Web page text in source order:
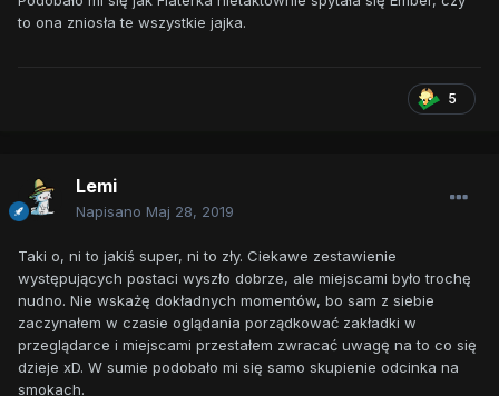
to ona zniosła te wszystkie jajka.
5
Lemi
Napisano Maj 28, 2019
Taki o, ni to jakiś super, ni to zły. Ciekawe zestawienie
występujących postaci wyszło dobrze, ale miejscami było trochę
nudno. Nie wskażę dokładnych momentów, bo sam z siebie
zaczynałem w czasie oglądania porządkować zakładki w
przeglądarce i miejscami przestałem zwracać uwagę na to co się
dzieje xD. W sumie podobało mi się samo skupienie odcinka na
smokach.